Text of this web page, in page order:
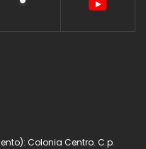
Colonia Centro. C.p.